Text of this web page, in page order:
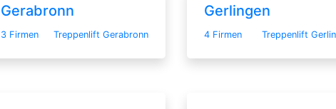
Gerabronn
3 Firmen Treppenlift Gerabronn
Gerlingen
4 Firmen Treppenlift